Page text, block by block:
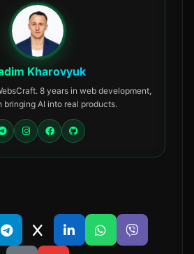
Kharovyuk
8 years in web development,
bringing AI into real products.